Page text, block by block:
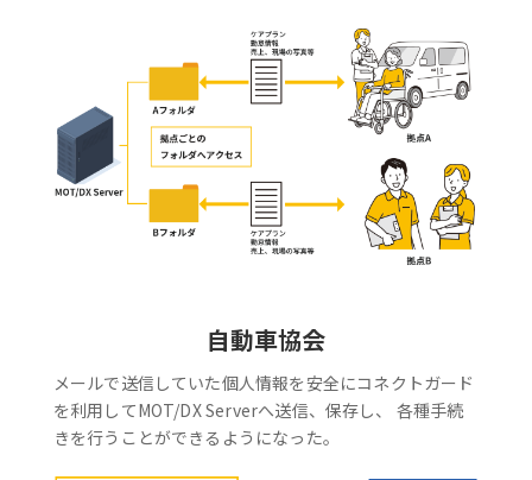
自動車協会
メールで送信していた個人情報を安全にコネクトガード
を利用してMOT/DX Serverへ送信、保存し、 各種手続
きを行うことができるようになった。